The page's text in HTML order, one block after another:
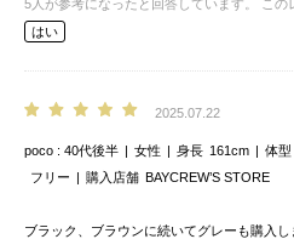
5 人が参考になったと回答しています。
この
はい
2025.07.22
poco 40代後半 女性 身長 161cm 体型
フリー
購入店舗 BAYCREW’S STORE
ブラック、ブラウンに続いてグレーも購入